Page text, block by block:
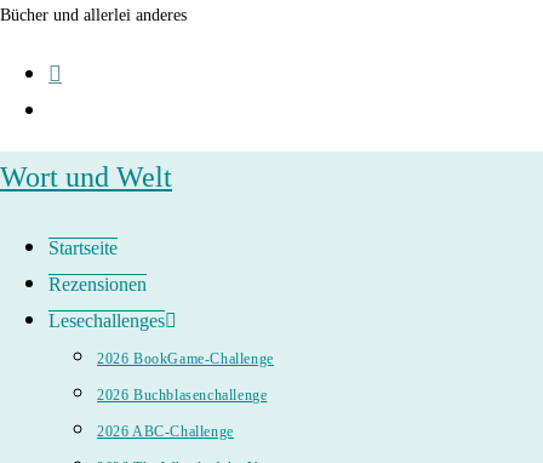
Zum
springen
Bücher und allerlei anderes
Wort und Welt
Startseite
Rezensionen
Lesechallenges
2026 BookGame-Challenge
2026 Buchblasenchallenge
2026 ABC-Challenge